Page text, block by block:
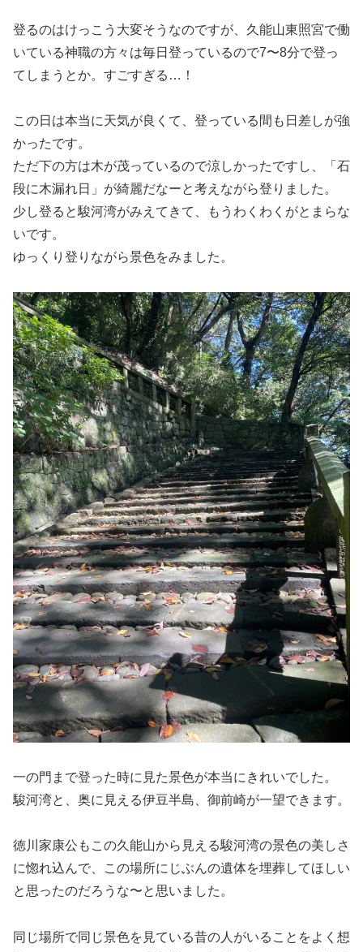
登るのはけっこう大変そうなのですが、久能山東照宮で働
いている神職の方々は毎日登っているので7〜8分で登っ
てしまうとか。すごすぎる…！
この日は本当に天気が良くて、登っている間も日差しが強
かったです。
ただ下の方は木が茂っているので涼しかったですし、「石
段に木漏れ日」が綺麗だなーと考えながら登りました。
少し登ると駿河湾がみえてきて、もうわくわくがとまらな
いです。
ゆっくり登りながら景色をみました。
一の門まで登った時に見た景色が本当にきれいでした。
駿河湾と、奥に見える伊豆半島、御前崎が一望できます。
徳川家康公もこの久能山から見える駿河湾の景色の美しさ
に惚れ込んで、この場所にじぶんの遺体を埋葬してほしい
と思ったのだろうな〜と思いました。
同じ場所で同じ景色を見ている昔の人がいることをよく想